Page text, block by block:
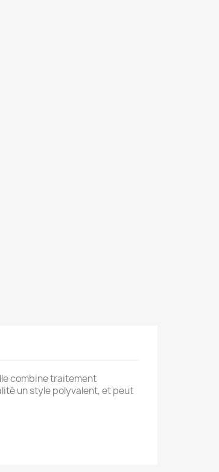
combine traitement
un style polyvalent, et peut